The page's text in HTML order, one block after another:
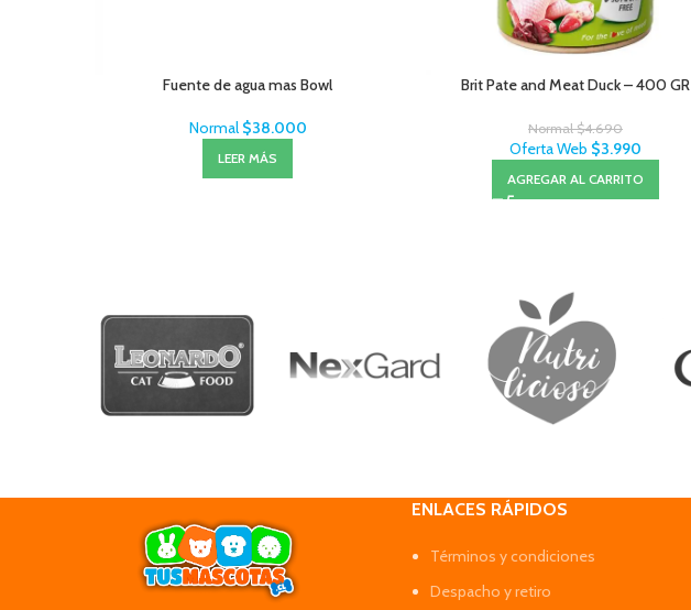
Fuente de agua mas Bowl
Normal $38.000
LEER MÁS
Brit Pate and Meat Duck – 400 GR
Normal$4.690
Oferta Web $3.990
AGREGAR AL CARRITO
ENLACES RÁPIDOS
Términos y condiciones
Despacho y retiro